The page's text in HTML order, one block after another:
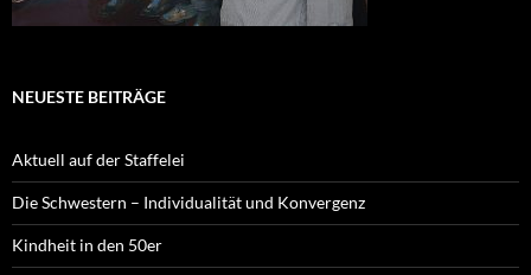
NEUESTE BEITRÄGE
Aktuell auf der Staffelei
Die Schwestern – Individualität und Konvergenz
Kindheit in den 50er